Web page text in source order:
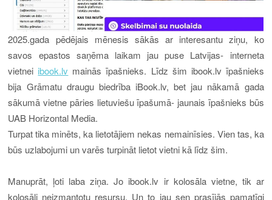
2025.gada pēdējais mēnesis sākās ar interesantu ziņu, ko
savos epastos saņēma laikam jau puse Latvijas- interneta
vietnei ibook.lv mainās īpašnieks. Līdz šim ibook.lv īpašnieks
bija Grāmatu draugu biedrība iBook.lv, bet jau nākamā gada
sākumā vietne pāries lietuviešu īpašumā- jaunais īpašnieks būs
UAB Horizontal Media.
Turpat tika minēts, ka lietotājiem nekas nemainīsies. Vien tas, ka
būs uzlabojumi un varēs turpināt lietot vietni kā līdz šim.
Manuprāt, ļoti laba ziņa. Jo ibook.lv ir kolosāla vietne, tik ar
kolosāli neizmantotu resursu. Un to jau sen prasījās pamatīgi